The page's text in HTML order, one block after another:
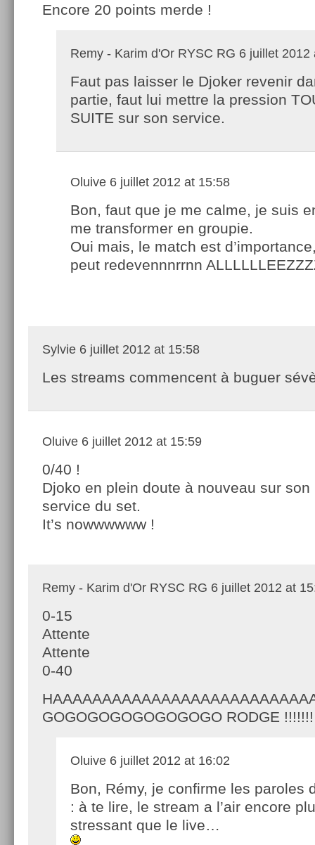
Encore 20 points merde !
Remy - Karim d'Or RYSC RG 6 juillet 2012
Faut pas laisser le Djoker revenir
partie, faut lui mettre la pression
SUITE sur son service.
Oluive 6 juillet 2012 at 15:58
Bon, faut que je me calme, je suis
me transformer en groupie.
Oui mais, le match est
peut redevennnrrnn
Sylvie 6 juillet 2012 at 15:58
Les streams commencent à buguer
Oluive 6 juillet 2012 at 15:59
0/40 !
Djoko en plein doute à nouveau sur son
service du set.
It’s nowwwwww !
Remy - Karim d'Or RYSC RG 6 juillet 2012 at
0-15
Attente
Attente
0-40
GOGOGOGOGOGOGOGO RODGE !!!!!!!
Oluive 6 juillet 2012 at 16:02
Bon, Rémy, je confirme les paroles
: à te lire, le stream a l’air encore
stressant que le live…